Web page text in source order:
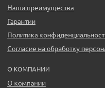
Наши преимущества
Гарантии
Политика
Согласие на обработку
О КОМПАНИИ
О компании